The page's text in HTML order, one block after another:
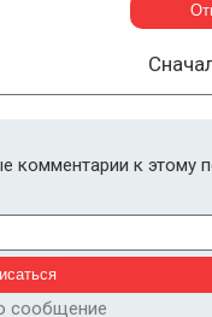
комментарии к этому
сообщение